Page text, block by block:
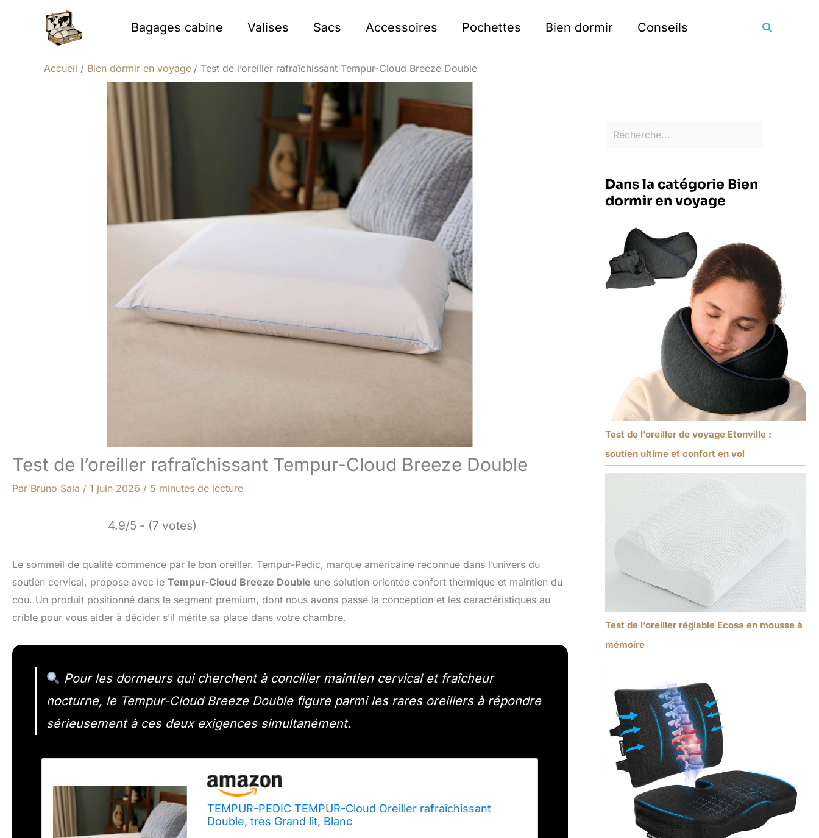
Bagages cabine Valises Sacs Accessoires Pochettes Bien dormir Conseils
Accueil Bien dormir en voyage Test de l’oreiller rafraîchissant Tempur-Cloud Breeze Double
Test de l’oreiller rafraîchissant Tempur-Cloud Breeze Double
Par Bruno Sala / 1 juin 2026 / 5 minutes de lecture
4.9/5 - (7 votes)
Le sommeil de qualité commence par le bon oreiller. Tempur-Pedic, marque américaine reconnue dans l’univers du
soutien cervical, propose avec le Tempur-Cloud Breeze Double une solution orientée confort thermique et maintien du
cou. Un produit positionné dans le segment premium, dont nous avons passé la conception et les caractéristiques au
crible pour vous aider à décider s’il mérite sa place dans votre chambre.
Pour les dormeurs qui cherchent à concilier maintien cervical et fraîcheur
nocturne, le Tempur-Cloud Breeze Double figure parmi les rares oreillers à répondre
sérieusement à ces deux exigences simultanément.
TEMPUR-PEDIC TEMPUR-Cloud Oreiller rafraîchissant
Double, très Grand lit, Blanc
Dans la catégorie Bien
dormir en voyage
Test de l’oreiller de voyage Etonville :
soutien ultime et confort en vol
Test de l’oreiller réglable Ecosa en mousse à
mémoire